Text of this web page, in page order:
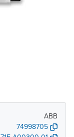
ABB
74998705